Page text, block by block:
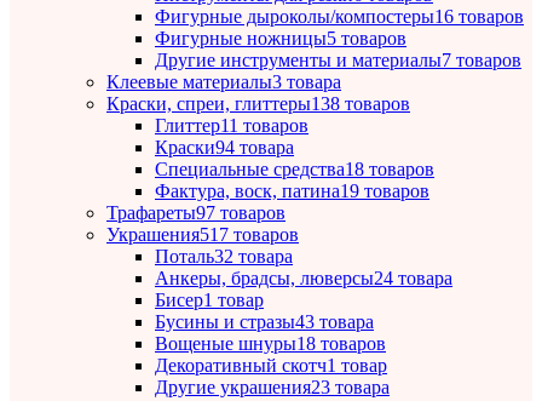
Фигурные дыроколы/компостеры16 товаров
Фигурные ножницы5 товаров
Другие инструменты и материалы7 товаров
Клеевые материалы3 товара
Краски, спреи, глиттеры138 товаров
Глиттер11 товаров
Краски94 товара
Специальные средства18 товаров
Фактура, воск, патина19 товаров
Трафареты97 товаров
Украшения517 товаров
Поталь32 товара
Анкеры, брадсы, люверсы24 товара
Бисер1 товар
Бусины и стразы43 товара
Вощеные шнуры18 товаров
Декоративный скотч1 товар
Другие украшения23 товара